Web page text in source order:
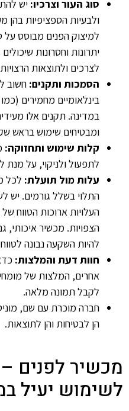
סוג העור וצרכיו: יש
ולבעיות הספציפיות בהן
למיצוק הפנים מבוסס על
יתרונות וחסרונות
לצרכים ולתוצאות
הסמכות ותקנים: חשוב
במדינה. תקנים אלו
ומבטיחים שימוש בראש
קלות שימוש ותחזוקה:
לתפעול ולניקוי, על
עלות מול תועלת: לכל
התלוי בשלל גורמים. יש
העלויות ארוכות הטווח
הצפויות. מכשיר איכותי,
להיות השקעה נבונה
חוות דעת והמלצות:
אחרים, המלצות של
לקבל תמונה מלאה.
חברה מוכרת עם שם,
הן לבטיחות והן לתוצאות.
מכשיר לפנים
לשימוש יעיל